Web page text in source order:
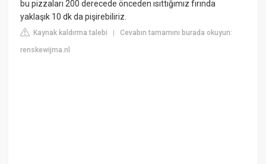
bu pizzaları 200 derecede önceden ısıttığımız fırında
yaklaşık 10 dk da pişirebiliriz.
Kaynak kaldırma talebi |Cevabın tamamını burada okuyun:
renskewijma.nl